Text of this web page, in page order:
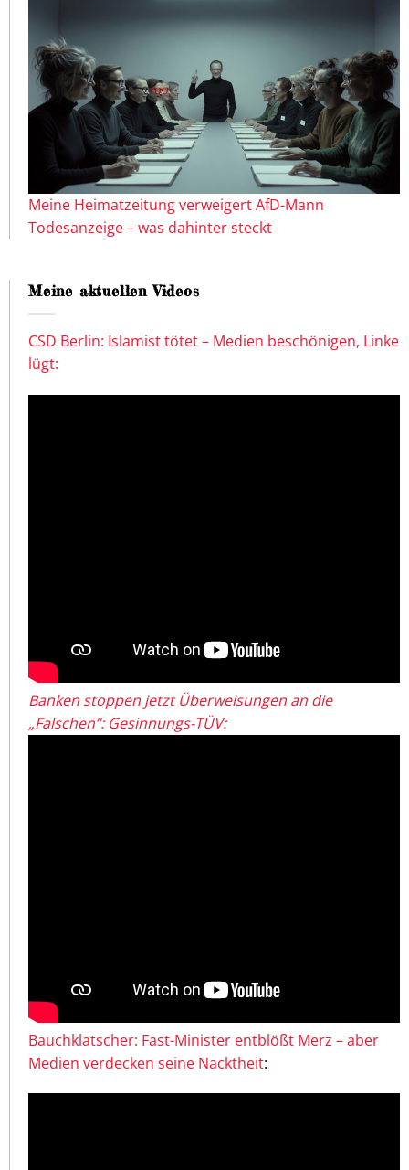
Meine Heimatzeitung verweigert AfD-Mann
Todesanzeige – was dahinter steckt
Meine aktuellen Videos
CSD Berlin: Islamist tötet – Medien beschönigen, Linke
lügt:
Banken stoppen jetzt Überweisungen an die
„Falschen“: Gesinnungs-TÜV:
Bauchklatscher: Fast-Minister entblößt Merz – aber
Medien verdecken seine Nacktheit: